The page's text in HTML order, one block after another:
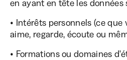
en ayant en tête les données
• Intérêts personnels (ce
aime, regarde, écoute ou
• Formations ou domaines